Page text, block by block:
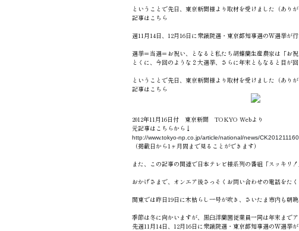
ということで先日、東京新聞様より取材を受けました（ありが
記事はこちら
週11月14日、12月16日に衆議院選・東京都知事選のＷ選挙が
選挙＝当選＝お祝い、となると私たち胡蝶蘭生産農家は「お
とくに、今回のような２大選挙、さらに年末ともなると目が
ということで先日、東京新聞様より取材を受けました（ありが
記事はこちら
2012年11月16日付 東京新聞 TOKYO Webより
元記事はこちらから↓
http://www.tokyo-np.co.jp/article/national/news/
（掲載日から1ヶ月間まで見ることができます）
また、この記事の関連で日本テレビ様系列の番組「スッキリ
おかげさまで、オンエア後さっそくお問い合わせの電話をたく
関東では昨日19日に木枯らし一号が吹き、さいたま市内も朝
季節は冬に向かいますが、黒臼洋蘭園従業員一同は年末まで
先週11月14日、12月16日に衆議院選・東京都知事選のＷ選挙